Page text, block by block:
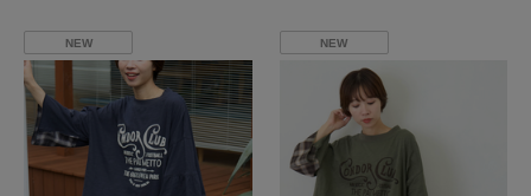
NEW NEW